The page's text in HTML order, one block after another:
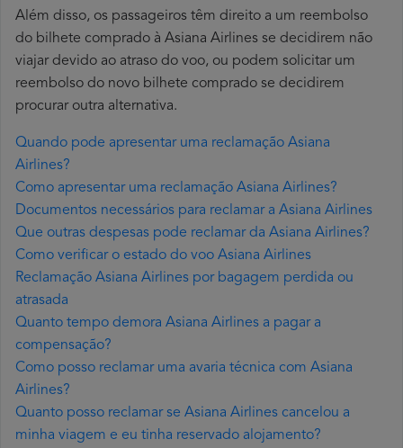
Além disso, os passageiros têm direito a um reembolso
do bilhete comprado à Asiana Airlines se decidirem não
viajar devido ao atraso do voo, ou podem solicitar um
reembolso do novo bilhete comprado se decidirem
procurar outra alternativa.
Quando pode apresentar uma reclamação Asiana
Airlines?
Como apresentar uma reclamação Asiana Airlines?
Documentos necessários para reclamar a Asiana Airlines
Que outras despesas pode reclamar da Asiana Airlines?
Como verificar o estado do voo Asiana Airlines
Reclamação Asiana Airlines por bagagem perdida ou
atrasada
Quanto tempo demora Asiana Airlines a pagar a
compensação?
Como posso reclamar uma avaria técnica com Asiana
Airlines?
Quanto posso reclamar se Asiana Airlines cancelou a
minha viagem e eu tinha reservado alojamento?